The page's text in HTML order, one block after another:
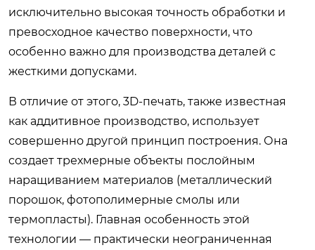
исключительно высокая точность обработки и
превосходное качество поверхности, что
особенно важно для производства деталей с
жесткими допусками.
В отличие от этого, 3D-печать, также известная
как аддитивное производство, использует
совершенно другой принцип построения. Она
создает трехмерные объекты послойным
наращиванием материалов (металлический
порошок, фотополимерные смолы или
термопласты). Главная особенность этой
технологии — практически неограниченная